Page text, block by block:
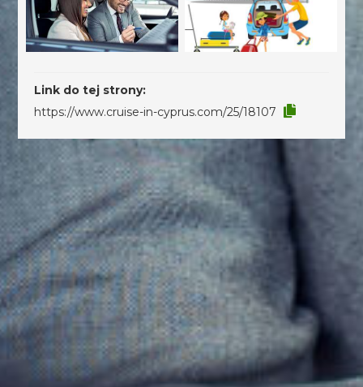
Link do tej strony:
https://www.cruise-in-cyprus.com/25/18107